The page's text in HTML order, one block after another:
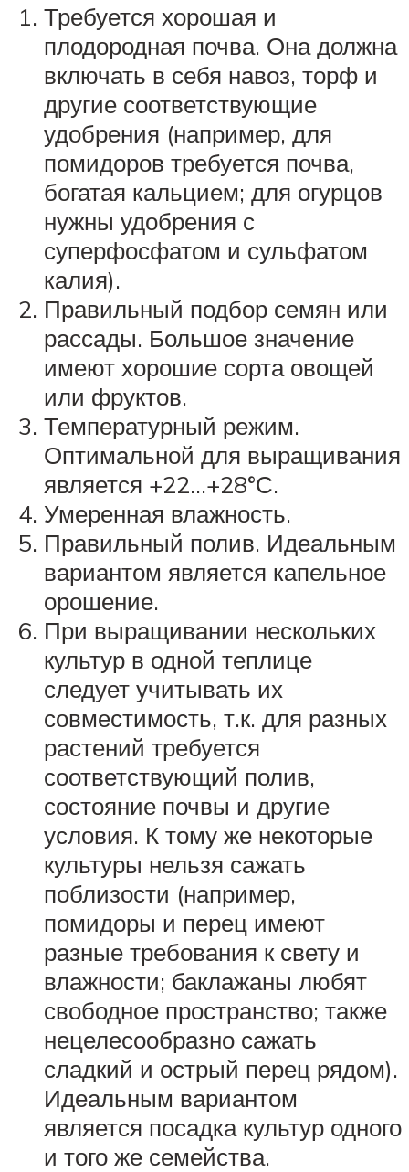
Требуется хорошая и
плодородная почва. Она должна
включать в себя навоз, торф и
другие соответствующие
удобрения (например, для
помидоров требуется почва,
богатая кальцием; для огурцов
нужны удобрения с
суперфосфатом и сульфатом
калия).
Правильный подбор семян или
рассады. Большое значение
имеют хорошие сорта овощей
или фруктов.
Температурный режим.
Оптимальной для выращивания
является +22…+28°С.
Умеренная влажность.
Правильный полив. Идеальным
вариантом является капельное
орошение.
При выращивании нескольких
культур в одной теплице
следует учитывать их
совместимость, т.к. для разных
растений требуется
соответствующий полив,
состояние почвы и другие
условия. К тому же некоторые
культуры нельзя сажать
поблизости (например,
помидоры и перец имеют
разные требования к свету и
влажности; баклажаны любят
свободное пространство; также
нецелесообразно сажать
сладкий и острый перец рядом).
Идеальным вариантом
является посадка культур одного
и того же семейства.